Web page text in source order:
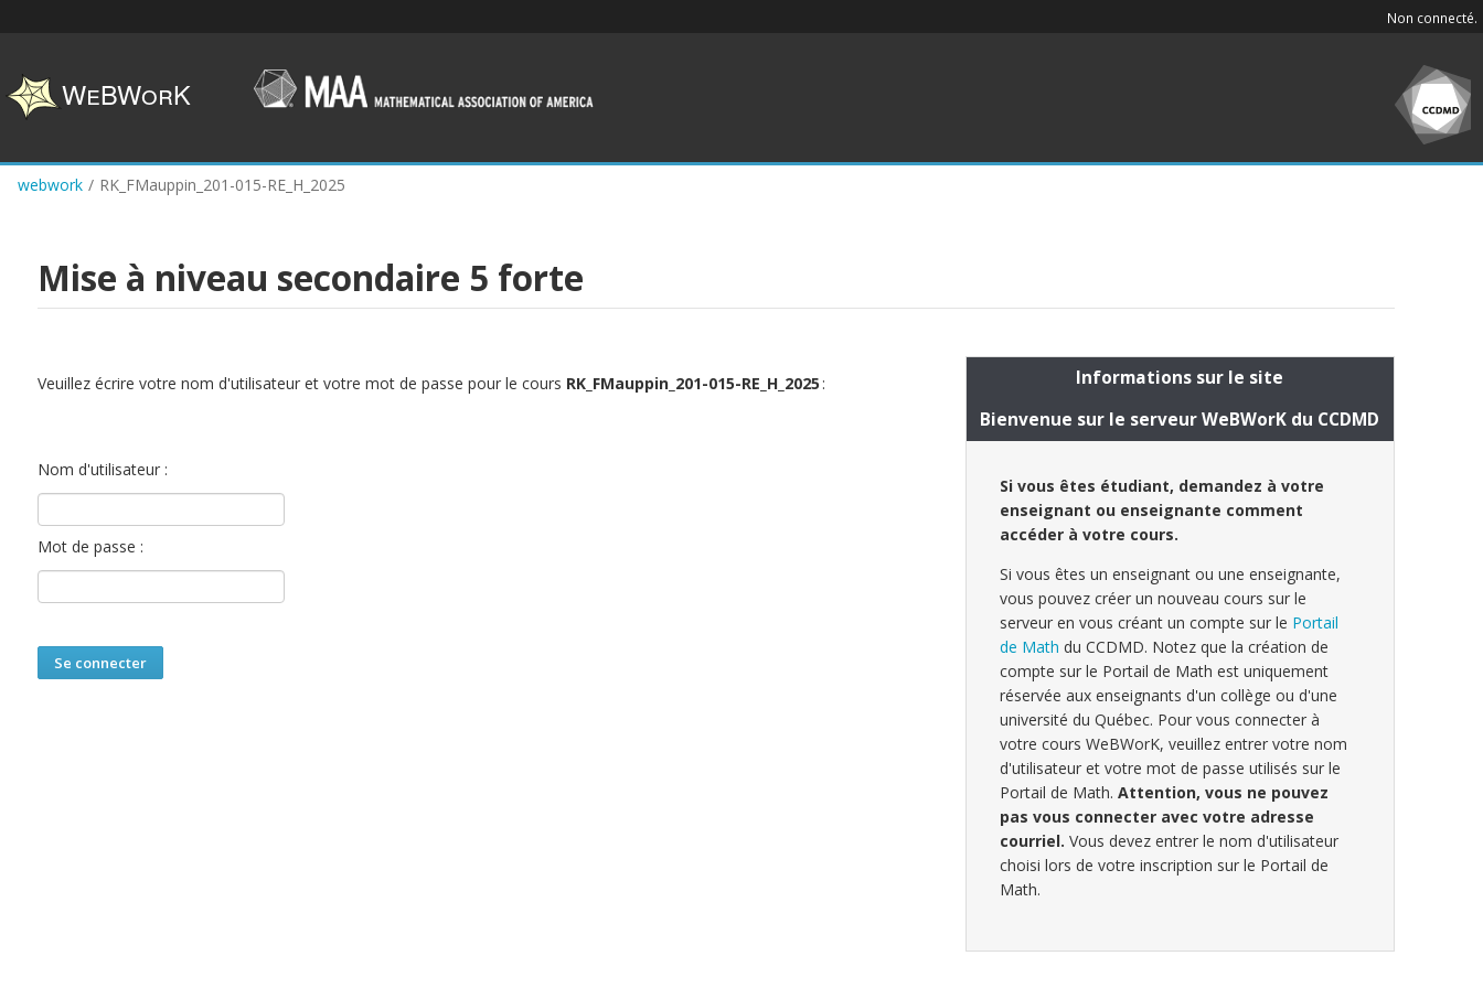
content
Non connecté.
webwork / RK_FMauppin_201-015-RE_H_2025
Mise à niveau secondaire 5 forte
Veuillez écrire votre nom d'utilisateur et votre mot de passe pour le cours RK_FMauppin_201-015-RE_H_2025 :
Nom d'utilisateur :
Mot de passe :
Informations sur le site
Bienvenue sur le serveur WeBWorK du CCDMD
Si vous êtes étudiant, demandez à votre
enseignant ou enseignante comment
accéder à votre cours.
Si vous êtes un enseignant ou une enseignante,
vous pouvez créer un nouveau cours sur le
serveur en vous créant un compte sur le Portail
de Math du CCDMD. Notez que la création de
compte sur le Portail de Math est uniquement
réservée aux enseignants d'un collège ou d'une
université du Québec. Pour vous connecter à
votre cours WeBWorK, veuillez entrer votre nom
d'utilisateur et votre mot de passe utilisés sur le
Portail de Math. Attention, vous ne pouvez
pas vous connecter avec votre adresse
courriel. Vous devez entrer le nom d'utilisateur
choisi lors de votre inscription sur le Portail de
Math.